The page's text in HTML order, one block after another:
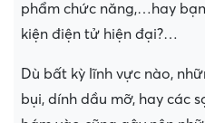
phẩm chức năng,…hay
kiện điện tử hiện đại?…
Dù bất kỳ lĩnh vực nào,
bụi, dính dầu mỡ, hay các